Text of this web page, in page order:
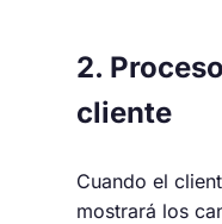
2.
cliente
Cuando el
mostrará los